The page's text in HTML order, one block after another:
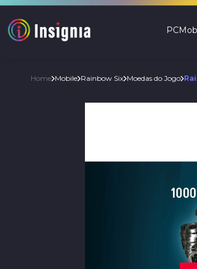
PC
Mobile Rainbow Six Moedas do Jogo